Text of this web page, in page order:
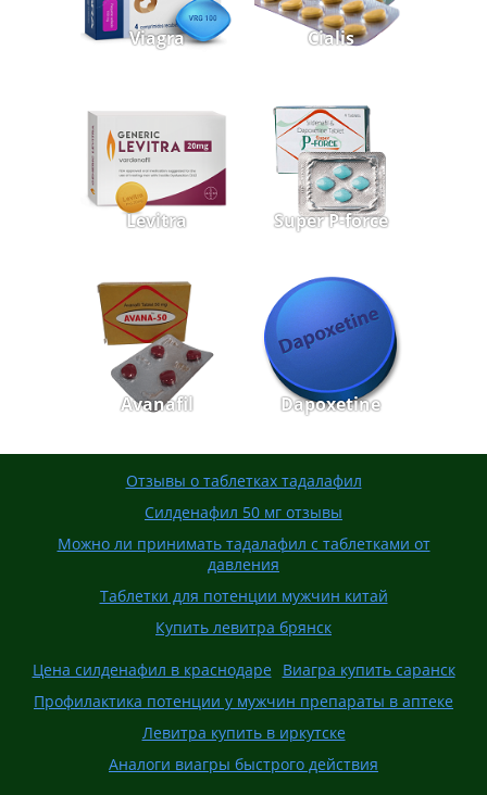
Viagra Cialis
Levitra Super P-force
Avanafil Dapoxetine
Отзывы о таблетках тадалафил
Силденафил 50 мг отзывы
Можно ли принимать тадалафил с таблетками от
давления
Таблетки для потенции мужчин китай
Купить левитра брянск
Цена силденафил в краснодаре
Виагра купить саранск
Профилактика потенции у мужчин препараты в аптеке
Левитра купить в иркутске
Аналоги виагры быстрого действия